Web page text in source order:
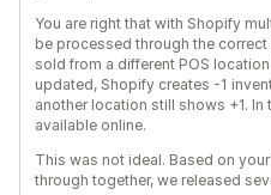
You are right that with Shopify
be processed through the
sold from a different POS
updated, Shopify creates -1
another location still shows +1. In
available online.
This was not ideal. Based on
through together, we released